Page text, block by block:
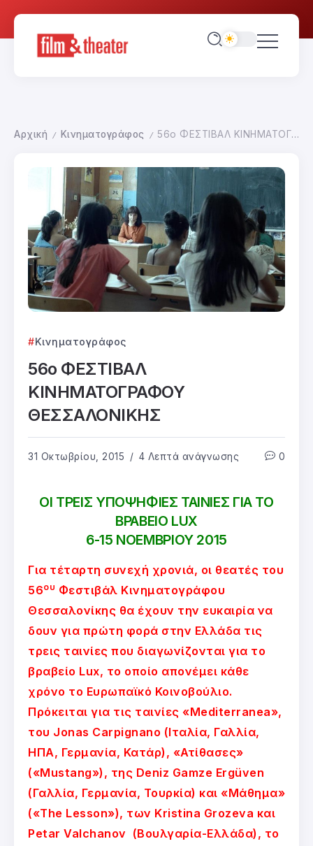
Αρχική / Κινηματογράφος / 56ο ΦΕΣΤΙΒΑΛ ΚΙΝΗΜΑΤΟΓΡΑΦΟΥ ΘΕΣΣΑΛΟΝΙΚΗΣ
Κινηματογράφος
56ο ΦΕΣΤΙΒΑΛ
ΚΙΝΗΜΑΤΟΓΡΑΦΟΥ
ΘΕΣΣΑΛΟΝΙΚΗΣ
31 Οκτωβρίου, 2015 4 Λεπτά ανάγνωσης 0
ΟΙ ΤΡΕΙΣ ΥΠΟΨΗΦΙΕΣ ΤΑΙΝΙΕΣ ΓΙΑ ΤΟ
ΒΡΑΒΕΙΟ LUX
6-15 ΝΟΕΜΒΡΙΟΥ 2015
Για τέταρτη συνεχή χρονιά, οι θεατές του
56ου Φεστιβάλ Κινηματογράφου
Θεσσαλονίκης θα έχουν την ευκαιρία να
δουν για πρώτη φορά στην Ελλάδα τις
τρεις ταινίες που διαγωνίζονται για το
βραβείο Lux, το οποίο απονέμει κάθε
χρόνο το Ευρωπαϊκό Κοινοβούλιο.
Πρόκειται για τις ταινίες «Mediterranea»,
του Jonas Carpignano (Ιταλία, Γαλλία,
ΗΠΑ, Γερμανία, Κατάρ), «Ατίθασες»
(«Mustang»), της Deniz Gamze Ergüven
(Γαλλία, Γερμανία, Τουρκία) και «Μάθημα»
(«The Lesson»), των Kristina Grozeva και
Petar Valchanov (Βουλγαρία-Ελλάδα), το